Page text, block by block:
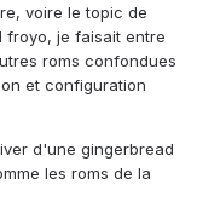
voire le topic de
froyo, je faisait entre
roms confondues
et configuration
d'une gingerbread
les roms de la